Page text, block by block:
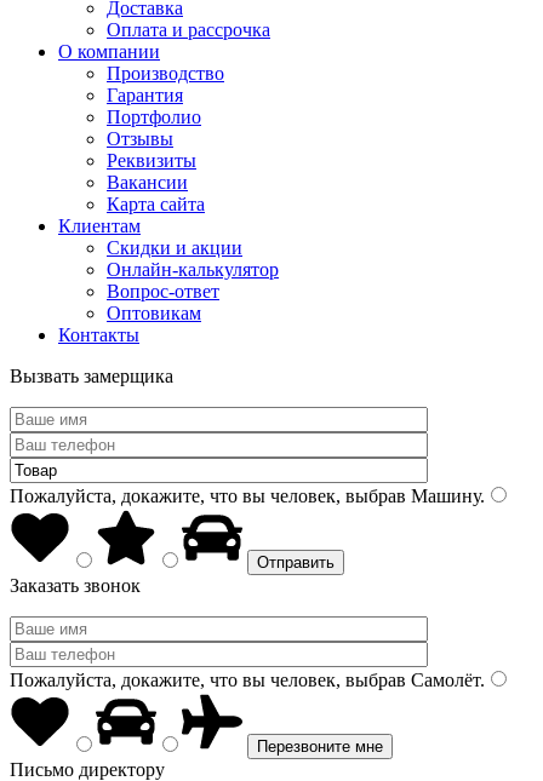
Доставка
Оплата и рассрочка
О компании
Производство
Гарантия
Портфолио
Отзывы
Реквизиты
Вакансии
Карта сайта
Клиентам
Скидки и акции
Онлайн-калькулятор
Вопрос-ответ
Оптовикам
Контакты
Вызвать замерщика
Пожалуйста, докажите, что вы человек, выбрав Машину.
Заказать звонок
Пожалуйста, докажите, что вы человек, выбрав Самолёт.
Письмо директору